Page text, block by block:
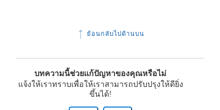
ย้อนกลับไปด้านบน
บทความนี้ช่วยแก้ปัญหาของคุณหรือไม่
แจ้งให้เราทราบเพื่อให้เราสามารถปรับปรุงให้ดียิ่ง
ขึ้นได้!